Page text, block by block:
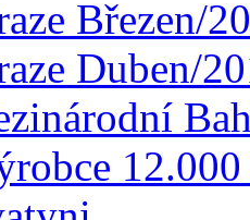
Březen/
Duben/